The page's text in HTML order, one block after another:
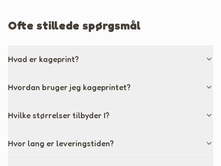
Ofte stillede spørgsmål
Hvad er kageprint?
Hvordan bruger jeg kageprintet?
Hvilke størrelser tilbyder I?
Hvor lang er leveringstiden?